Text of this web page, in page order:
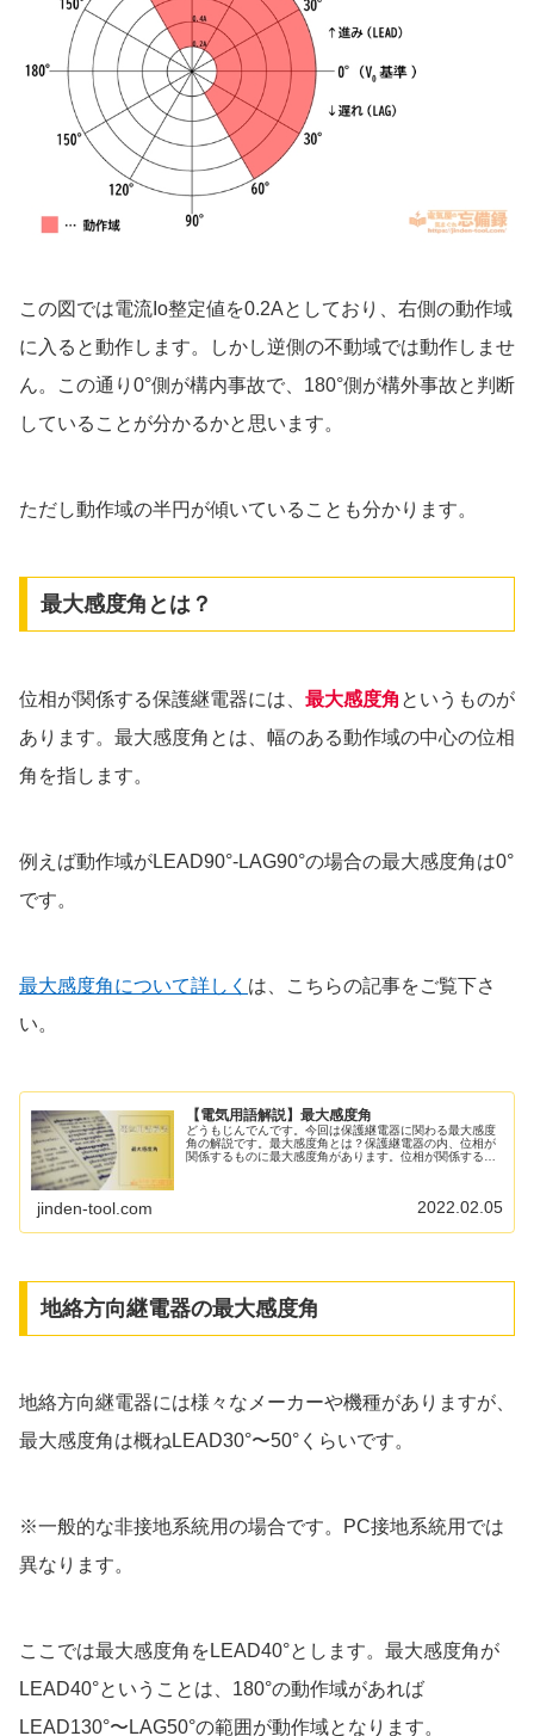
この図では電流Io整定値を0.2Aとしており、右側の動作域
に入ると動作します。しかし逆側の不動域では動作しませ
ん。この通り0°側が構内事故で、180°側が構外事故と判断
していることが分かるかと思います。
ただし動作域の半円が傾いていることも分かります。
最大感度角とは？
位相が関係する保護継電器には、 最大感度角 というものが
あります。最大感度角とは、幅のある動作域の中心の位相
角を指します。
例えば動作域がLEAD90°-LAG90°の場合の最大感度角は0°
です。
最大感度角について詳しく は、こちらの記事をご覧下さ
い。
【電気用語解説】最大感度角
どうもじんでんです。今回は保護継電器に関わる最大感度
角の解説です。最大感度角とは？保護継電器の内、位相が
関係するものに最大感度角があります。位相が関係する保
jinden-tool.com 2022.02.05
地絡方向継電器の最大感度角
地絡方向継電器には様々なメーカーや機種がありますが、
最大感度角は概ねLEAD30°〜50°くらいです。
※一般的な非接地系統用の場合です。PC接地系統用では
異なります。
ここでは最大感度角をLEAD40°とします。最大感度角が
LEAD40°ということは、180°の動作域があれば
LEAD130°〜LAG50°の範囲が動作域となります。